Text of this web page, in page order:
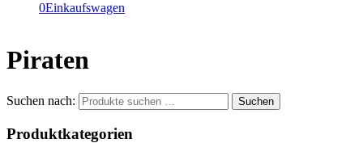
0Einkaufswagen
Piraten
Suchen nach: Suchen
Produktkategorien